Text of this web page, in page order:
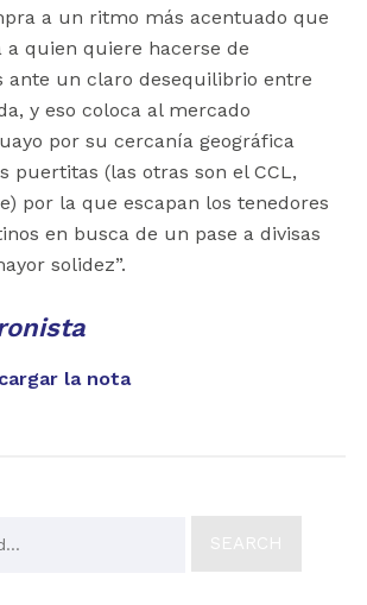
a un ritmo más acentuado que
a quien quiere hacerse de
ante un claro desequilibrio entre
y eso coloca al mercado
por su cercanía geográfica
puertitas (las otras son el CCL,
por la que escapan los tenedores
en busca de un pase a divisas
solidez”.
la nota